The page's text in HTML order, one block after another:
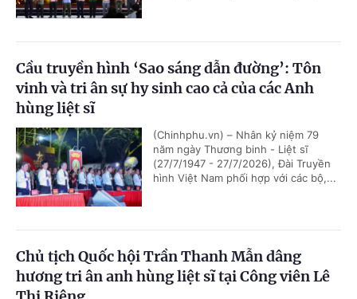
Cầu truyền hình ‘Sao sáng dẫn đường’: Tôn
vinh và tri ân sự hy sinh cao cả của các Anh
hùng liệt sĩ
(Chinhphu.vn) – Nhân kỷ niệm 79
năm ngày Thương binh - Liệt sĩ
(27/7/1947 - 27/7/2026), Đài Truyền
hình Việt Nam phối hợp với các bộ,...
Chủ tịch Quốc hội Trần Thanh Mẫn dâng
hương tri ân anh hùng liệt sĩ tại Công viên Lê